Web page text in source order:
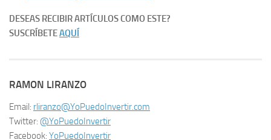
DESEAS RECIBIR ARTÍCULOS COMO ESTE?
SUSCRÍBETEAQUÍ
RAMON LIRANZO
Email: rliranzo@YoPuedoInvertir.com
Twitter: @YoPuedoInvertir
Facebook: YoPuedoInvertir